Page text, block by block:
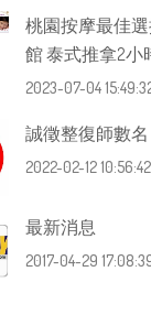
桃園按摩最佳
館 泰式推拿2小
2023-07-04
誠徵整復師數名
2022-02-12 10:56:42
最新消息
2017-04-29